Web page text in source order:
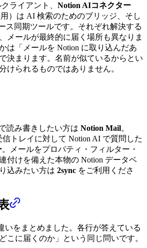
ライアント、 Notion AIコネクター
用）は AI 検索のためのブリッジ、そし
ス同期ツールです。それぞれ解決する
メールが最終的に届く場所も異なりま
は「メールを Notion に取り込んだあ
決まります。名前が似ているからとい
けられるものではありません。
読み書きしたい方は Notion Mail。
信トレイに対して Notion AI で質問した
。メールをプロパティ・フィルター・
付けを備えた本物の Notion データベ
込みたい方は 2sync をご利用くださ
いをまとめました。各行が答えている
こに届くのか」という同じ問いです。